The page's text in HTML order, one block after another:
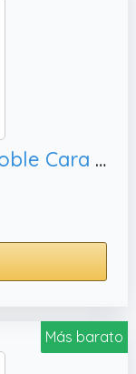
LLPT Cinta Adhesiva de Doble Cara 50mm x 15m 1 Rollo Viscoso Translúcido Ultra Delgado Papel Rasgado a Mano para Bricolaje Artesanal Scrapbooking Hecho a Mano (SPD5015CR01)
Más barato